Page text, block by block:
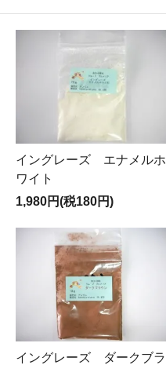
イングレーズ エナメルホ
ワイト
1,980円(税180円)
イングレーズ ダークブラ